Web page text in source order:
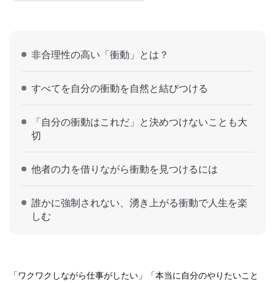
非合理性の高い「衝動」とは？
すべてを自分の衝動を自然と結びつける
「自分の衝動はこれだ」と決めつけないことも大
切
他者の力を借りながら衝動を見つけるには
誰かに強制されない、湧き上がる衝動で人生を楽
しむ
「ワクワクしながら仕事がしたい」「本当に自分のやりたいこと